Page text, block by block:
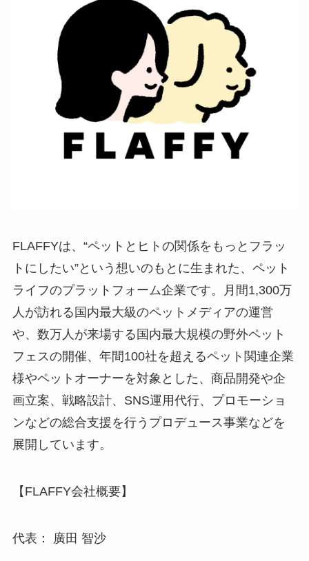
FLAFFYは、“ペットとヒトの関係をもっとフラッ
トにしたい”という想いのもとに生まれた、ペット
ライフのプラットフォーム企業です。月間1,300万
人が訪れる国内最大級のペットメディアの運営
や、数万人が来場する国内最大規模の野外ペット
フェスの開催、年間100社を超えるペット関連企業
様やペットオーナーを対象とした、商品開発や企
画立案、戦略設計、SNS運用代行、プロモーショ
ンなどの総合支援を行うプロデュース事業などを
展開しています。
【FLAFFY会社概要】
代表： 廣田 智沙